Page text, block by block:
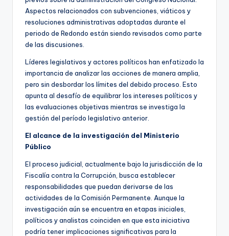
Aspectos relacionados con subvenciones, viáticos y
resoluciones administrativas adoptadas durante el
periodo de Redondo están siendo revisados como parte
de las discusiones.
Líderes legislativos y actores políticos han enfatizado la
importancia de analizar las acciones de manera amplia,
pero sin desbordar los límites del debido proceso. Esto
apunta al desafío de equilibrar los intereses políticos y
las evaluaciones objetivas mientras se investiga la
gestión del período legislativo anterior.
El alcance de la investigación del Ministerio
Público
El proceso judicial, actualmente bajo la jurisdicción de la
Fiscalía contra la Corrupción, busca establecer
responsabilidades que puedan derivarse de las
actividades de la Comisión Permanente. Aunque la
investigación aún se encuentra en etapas iniciales,
políticos y analistas coinciden en que esta iniciativa
podría tener implicaciones significativas para la